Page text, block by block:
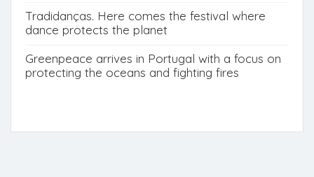
Tradidanças. Here comes the festival where
dance protects the planet
Greenpeace arrives in Portugal with a focus on
protecting the oceans and fighting fires